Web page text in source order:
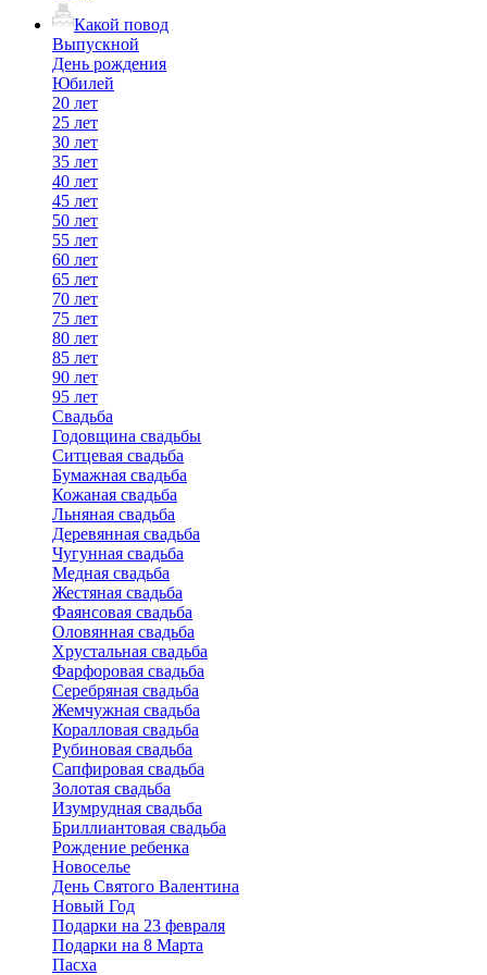
Какой повод
Выпускной
День рождения
Юбилей
20 лет
25 лет
30 лет
35 лет
40 лет
45 лет
50 лет
55 лет
60 лет
65 лет
70 лет
75 лет
80 лет
85 лет
90 лет
95 лет
Свадьба
Годовщина свадьбы
Ситцевая свадьба
Бумажная свадьба
Кожаная свадьба
Льняная свадьба
Деревянная свадьба
Чугунная свадьба
Медная свадьба
Жестяная свадьба
Фаянсовая свадьба
Оловянная свадьба
Хрустальная свадьба
Фарфоровая свадьба
Серебряная свадьба
Жемчужная свадьба
Коралловая свадьба
Рубиновая свадьба
Сапфировая свадьба
Золотая свадьба
Изумрудная свадьба
Бриллиантовая свадьба
Рождение ребенка
Новоселье
День Святого Валентина
Новый Год
Подарки на 23 февраля
Подарки на 8 Марта
Пасха